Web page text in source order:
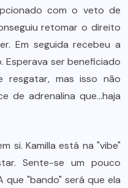
com o veto de
retomar o direito
Em seguida recebeu a
Esperava ser beneficiado
resgatar, mas isso não
de adrenalina que…haja
si. Kamilla está na "vibe"
Sente-se um pouco
que "bando" será que ela